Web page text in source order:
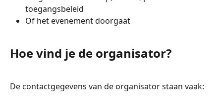
toegangsbeleid
Of het evenement doorgaat
Hoe vind je de organisator?
De contactgegevens van de organisator staan vaak: